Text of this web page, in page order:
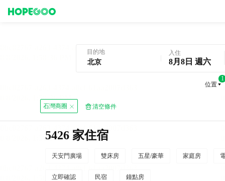
目的地 入住
8月8日 週六
位置
1
石灣商圈 清空條件
5426 家住宿
天安門廣場 雙床房 五星/豪華 家庭房
立即確認 民宿 鐘點房